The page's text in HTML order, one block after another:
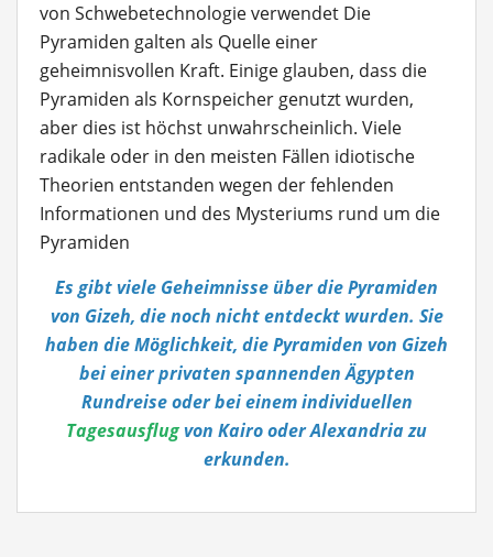
von Schwebetechnologie verwendet Die
Pyramiden galten als Quelle einer
geheimnisvollen Kraft. Einige glauben, dass die
Pyramiden als Kornspeicher genutzt wurden,
aber dies ist höchst unwahrscheinlich. Viele
radikale oder in den meisten Fällen idiotische
Theorien entstanden wegen der fehlenden
Informationen und des Mysteriums rund um die
Pyramiden
Es gibt viele Geheimnisse über die Pyramiden
von Gizeh, die noch nicht entdeckt wurden. Sie
haben die Möglichkeit, die Pyramiden von Gizeh
bei einer privaten spannenden Ägypten
Rundreise oder bei einem individuellen
Tagesausflugvon Kairo oder Alexandria zu
erkunden.